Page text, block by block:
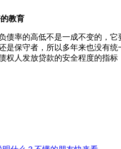
教育
债率的高低不是一成不变的，
是保守者，所以多年来也没有
权人发放贷款的安全程度的指